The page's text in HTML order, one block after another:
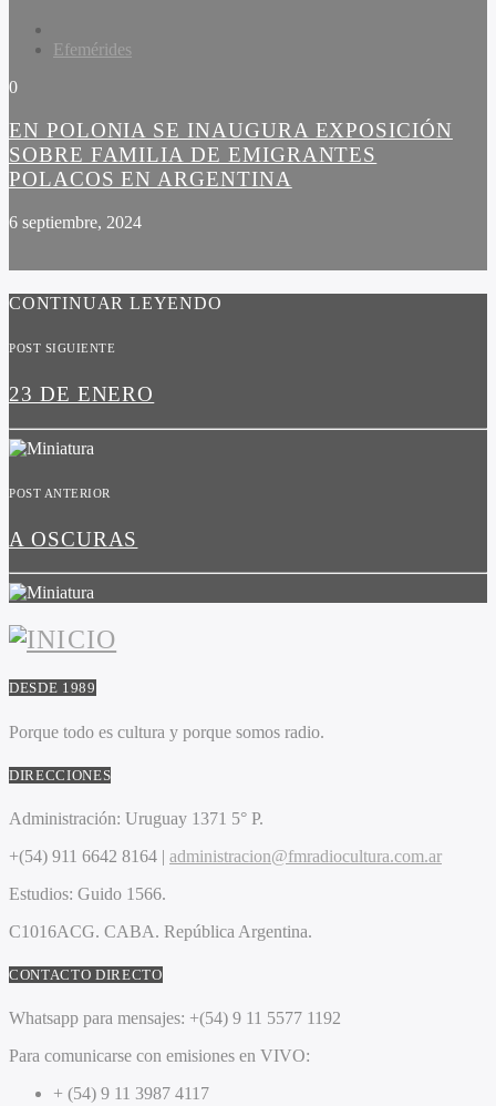
Efemérides
0
EN POLONIA SE INAUGURA EXPOSICIÓN
SOBRE FAMILIA DE EMIGRANTES
POLACOS EN ARGENTINA
6 septiembre, 2024
CONTINUAR LEYENDO
POST SIGUIENTE
23 DE ENERO
POST ANTERIOR
A OSCURAS
DESDE 1989
Porque todo es cultura y porque somos radio.
DIRECCIONES
Administración: Uruguay 1371 5° P.
+(54) 911 6642 8164 | administracion@fmradiocultura.com.ar
Estudios: Guido 1566.
C1016ACG. CABA. República Argentina.
CONTACTO DIRECTO
Whatsapp para mensajes: +(54) 9 11 5577 1192
Para comunicarse con emisiones en VIVO:
+ (54) 9 11 3987 4117